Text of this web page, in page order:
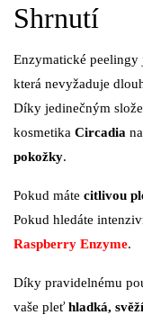
Shrnutí
Enzymatické peelingy
která nevyžaduje
Díky jedinečným
kosmetika Circadia
pokožky.
Pokud máte citlivou
Pokud hledáte
Raspberry Enzyme.
Díky pravidelnému
vaše pleť hladká,